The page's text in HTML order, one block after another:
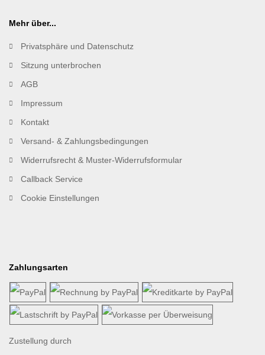
Mehr über...
Privatsphäre und Datenschutz
Sitzung unterbrochen
AGB
Impressum
Kontakt
Versand- & Zahlungsbedingungen
Widerrufsrecht & Muster-Widerrufsformular
Callback Service
Cookie Einstellungen
Zahlungsarten
Zustellung durch